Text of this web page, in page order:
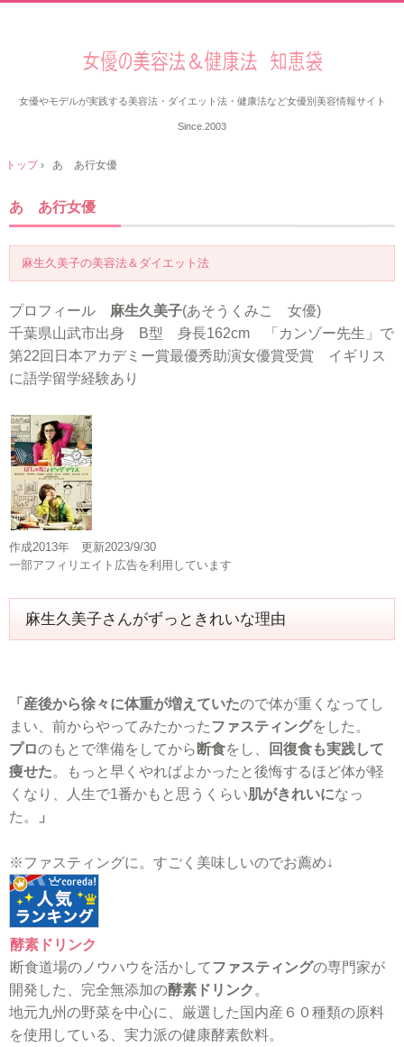
女優やモデルが実践する美容法・ダイエット法・健康法など女優別美容情報サイト
Since.2003
トップ› あ あ行女優
あ あ行女優
麻生久美子の美容法＆ダイエット法
プロフィール 麻生久美子(あそうくみこ 女優)
千葉県山武市出身 B型 身長162cm 「カンゾー先生」で
第22回日本アカデミー賞最優秀助演女優賞受賞 イギリス
に語学留学経験あり
作成2013年 更新2023/9/30
一部アフィリエイト広告を利用しています
麻生久美子さんがずっときれいな理由
「産後から徐々に体重が増えていたので体が重くなってし
まい、前からやってみたかったファスティングをした。
プロのもとで準備をしてから 断食をし、
回復食も実践して
痩せた。もっと早くやればよかったと後悔するほど体が軽
くなり、人生で1番かもと思うくらい肌がきれいになっ
た。
」
※ファスティングに。すごく美味しいのでお薦め↓
酵素ドリンク
断食道場のノウハウを活かしてファスティングの専門家が
開発した、完全無添加の酵素ドリンク 。
地元九州の野菜を中心に、厳選した国内産６０種類の原料
を使用している、実力派の健康酵素飲料。